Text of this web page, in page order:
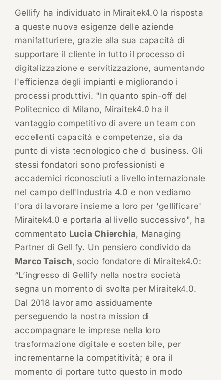
Gellify ha individuato in Miraitek4.0 la risposta
a queste nuove esigenze delle aziende
manifatturiere, grazie alla sua capacità di
supportare il cliente in tutto il processo di
digitalizzazione e servitizzazione, aumentando
l'efficienza degli impianti e migliorando i
processi produttivi. "In quanto spin-off del
Politecnico di Milano, Miraitek4.0 ha il
vantaggio competitivo di avere un team con
eccellenti capacità e competenze, sia dal
punto di vista tecnologico che di business. Gli
stessi fondatori sono professionisti e
accademici riconosciuti a livello internazionale
nel campo dell'Industria 4.0 e non vediamo
l'ora di lavorare insieme a loro per 'gellificare'
Miraitek4.0 e portarla al livello successivo", ha
commentato Lucia Chierchia, Managing
Partner di Gellify. Un pensiero condivido da
Marco Taisch, socio fondatore di Miraitek4.0:
“L’ingresso di Gellify nella nostra società
segna un momento di svolta per Miraitek4.0.
Dal 2018 lavoriamo assiduamente
perseguendo la nostra mission di
accompagnare le imprese nella loro
trasformazione digitale e sostenibile, per
incrementarne la competitività; è ora il
momento di portare tutto questo in modo